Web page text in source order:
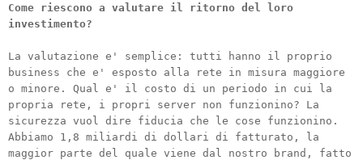
Come riescono a valutare il ritorno del loro
investimento?
La valutazione e' semplice: tutti hanno il proprio
business che e' esposto alla rete in misura maggiore
o minore. Qual e' il costo di un periodo in cui la
propria rete, i propri server non funzionino? La
sicurezza vuol dire fiducia che le cose funzionino.
Abbiamo 1,8 miliardi di dollari di fatturato, la
maggior parte del quale viene dal nostro brand, fatto